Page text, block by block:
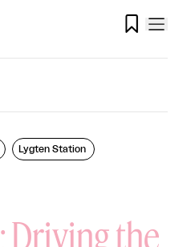

Driving the
Lygten Station